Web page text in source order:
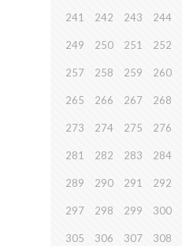
241 242 243 244
249 250 251 252
257 258 259 260
265 266 267 268
273 274 275 276
281 282 283 284
289 290 291 292
297 298 299 300
305 306 307 308